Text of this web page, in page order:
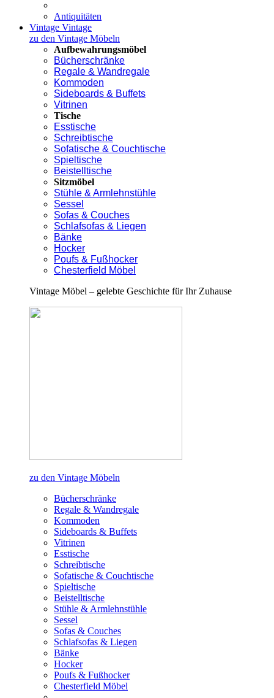
Antiquitäten
Vintage Vintage
zu den Vintage Möbeln
Aufbewahrungsmöbel
Bücherschränke
Regale & Wandregale
Kommoden
Sideboards & Buffets
Vitrinen
Tische
Esstische
Schreibtische
Sofatische & Couchtische
Spieltische
Beistelltische
Sitzmöbel
Stühle & Armlehnstühle
Sessel
Sofas & Couches
Schlafsofas & Liegen
Bänke
Hocker
Poufs & Fußhocker
Chesterfield Möbel
Vintage Möbel – gelebte Geschichte für Ihr Zuhause
zu den Vintage Möbeln
Bücherschränke
Regale & Wandregale
Kommoden
Sideboards & Buffets
Vitrinen
Esstische
Schreibtische
Sofatische & Couchtische
Spieltische
Beistelltische
Stühle & Armlehnstühle
Sessel
Sofas & Couches
Schlafsofas & Liegen
Bänke
Hocker
Poufs & Fußhocker
Chesterfield Möbel